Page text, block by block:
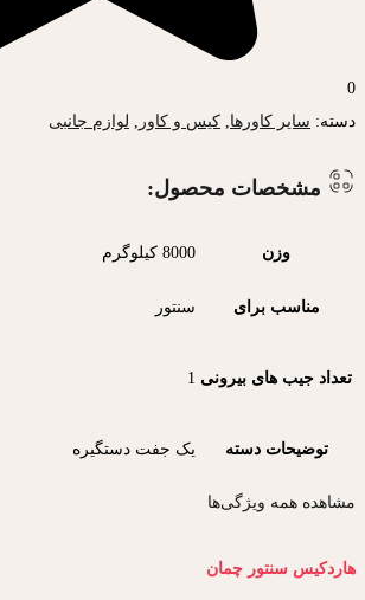
0
دسته: سایر کاورها, کیس و کاور , لوازم جانبی
مشخصات محصول:
وزن 8000 کیلوگرم
مناسب برای سنتور
تعداد جیب های بیرونی 1
توضیحات دسته یک جفت دستگیره
مشاهده همه ویژگی‌ها
هاردکیس سنتور چمان